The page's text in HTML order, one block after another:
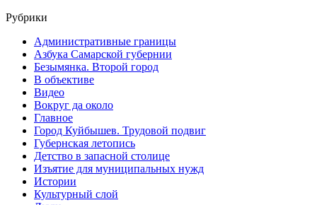
Рубрики
Административные границы
Азбука Самарской губернии
Безымянка. Второй город
В объективе
Видео
Вокруг да около
Главное
Город Куйбышев. Трудовой подвиг
Губернская летопись
Детство в запасной столице
Изъятие для муниципальных нужд
Истории
Культурный слой